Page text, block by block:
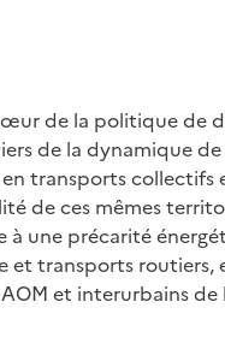
de la politique de
de la dynamique
en transports collectifs
de ces mêmes
à une précarité
et transports routiers,
et interurbains de